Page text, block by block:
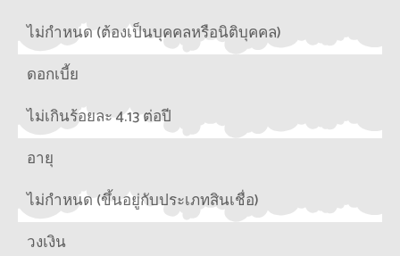
ไม่กำหนด (ต้องเป็นบุคคลหรือนิติบุคคล)
ดอกเบี้ย
ไม่เกินร้อยละ 4.13 ต่อปี
อายุ
ไม่กำหนด (ขึ้นอยู่กับประเภทสินเชื่อ)
วงเงิน